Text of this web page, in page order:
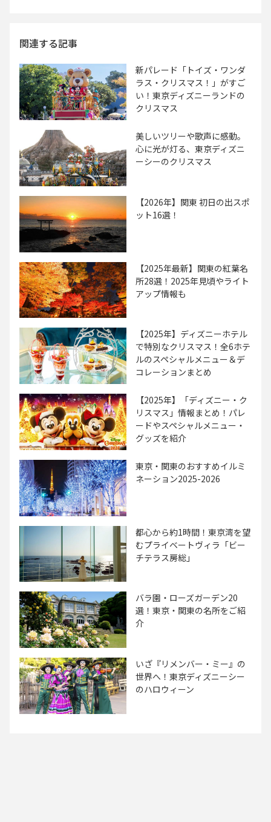
関連する記事
新パレード「トイズ・ワンダ
ラス・クリスマス！」がすご
い！東京ディズニーランドの
クリスマス
美しいツリーや歌声に感動。
心に光が灯る、東京ディズニ
ーシーのクリスマス
【2026年】関東 初日の出スポ
ット16選！
【2025年最新】関東の紅葉名
所28選！2025年見頃やライト
アップ情報も
【2025年】ディズニーホテル
で特別なクリスマス！全6ホテ
ルのスペシャルメニュー＆デ
コレーションまとめ
【2025年】「ディズニー・ク
リスマス」情報まとめ！パレ
ードやスペシャルメニュー・
グッズを紹介
東京・関東のおすすめイルミ
ネーション2025-2026
都心から約1時間！東京湾を望
むプライベートヴィラ「ビー
チテラス房総」
バラ園・ローズガーデン20
選！東京・関東の名所をご紹
介
いざ『リメンバー・ミー』の
世界へ！東京ディズニーシー
のハロウィーン